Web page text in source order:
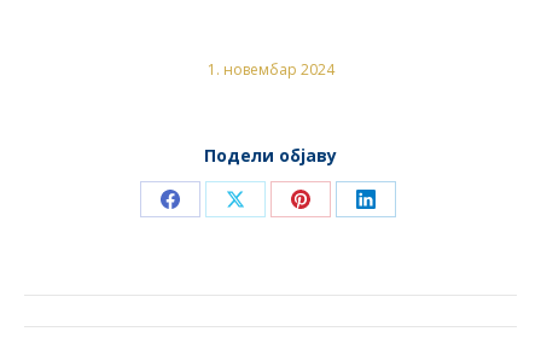
1. новембар 2024
Подели објаву
Share
Facebook
Share
X
Share
Pinterest
Share
LinkedIn